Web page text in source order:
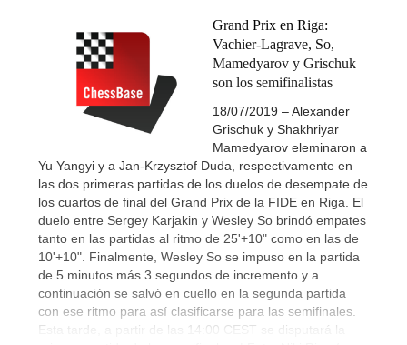
Grand Prix en Riga:
Vachier-Lagrave, So,
Mamedyarov y Grischuk
son los semifinalistas
18/07/2019 – Alexander
Grischuk y Shakhriyar
Mamedyarov eleminaron a
Yu Yangyi y a Jan-Krzysztof Duda, respectivamente en
las dos primeras partidas de los duelos de desempate de
los cuartos de final del Grand Prix de la FIDE en Riga. El
duelo entre Sergey Karjakin y Wesley So brindó empates
tanto en las partidas al ritmo de 25'+10" como en las de
10'+10". Finalmente, Wesley So se impuso en la partida
de 5 minutos más 3 segundos de incremento y a
continuación se salvó en cuello en la segunda partida
con ese ritmo para así clasificarse para las semifinales.
Esta tarde, a partir de las 14:00 CEST se disputará la